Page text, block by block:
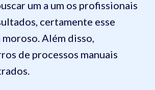
um a um os profissionais
certamente esse
Além disso,
de processos manuais